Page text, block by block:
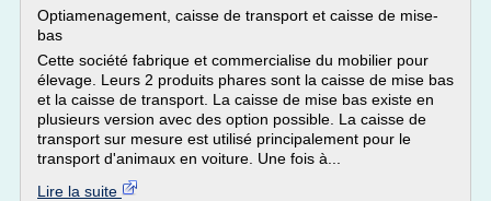
Optiamenagement, caisse de transport et caisse de mise-
bas
Cette société fabrique et commercialise du mobilier pour
élevage. Leurs 2 produits phares sont la caisse de mise bas
et la caisse de transport. La caisse de mise bas existe en
plusieurs version avec des option possible. La caisse de
transport sur mesure est utilisé principalement pour le
transport d'animaux en voiture. Une fois à...
Lire la suite